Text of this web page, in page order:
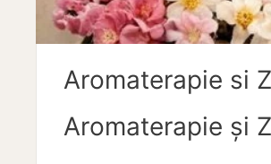
Aromaterapie si
Aromaterapie și